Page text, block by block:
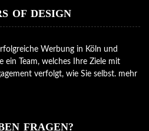
OF DESIGN
Werbung in Köln und
ein Team, welches Ihre Ziele mit
verfolgt, wie Sie selbst. mehr
FRAGEN?